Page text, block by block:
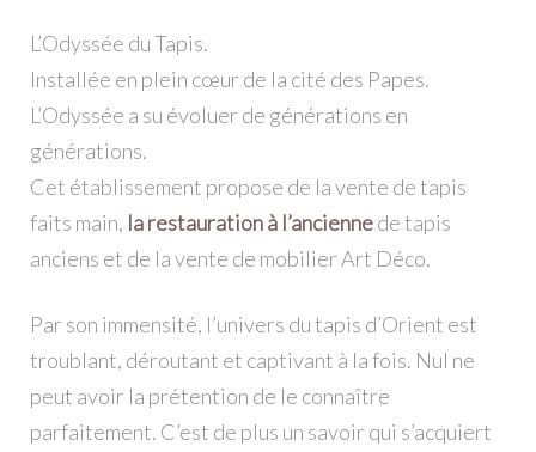
L’Odyssée du Tapis.
Installée en plein cœur de la cité des Papes.
L’Odyssée a su évoluer de générations en
générations.
Cet établissement propose de la vente de tapis
faits main, la restauration à l’anciennede tapis
anciens et de la vente de mobilier Art Déco.
Par son immensité, l’univers du tapis d’Orient est
troublant, déroutant et captivant à la fois. Nul ne
peut avoir la prétention de le connaître
parfaitement. C’est de plus un savoir qui s’acquiert